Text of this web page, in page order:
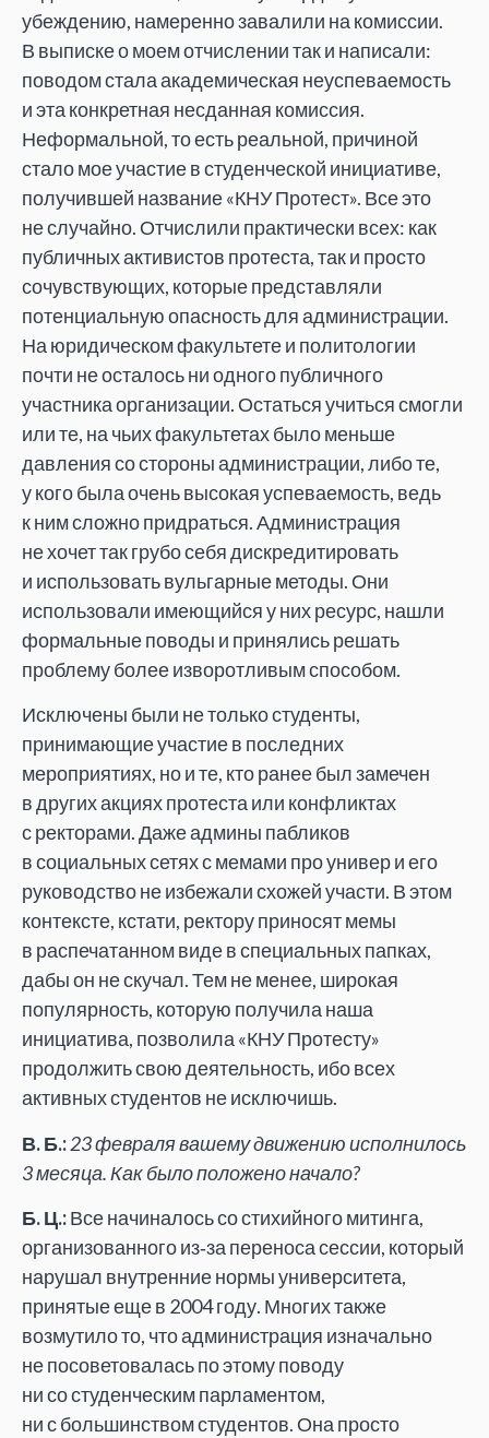
убеждению, намеренно завалили на комиссии.
В выписке о моем отчислении так и написали:
поводом стала академическая неуспеваемость
и эта конкретная несданная комиссия.
Неформальной, то есть реальной, причиной
стало мое участие в студенческой инициативе,
получившей название «КНУ Протест». Все это
не случайно. Отчислили практически всех: как
публичных активистов протеста, так и просто
сочувствующих, которые представляли
потенциальную опасность для администрации.
На юридическом факультете и политологии
почти не осталось ни одного публичного
участника организации. Остаться учиться смогли
или те, на чьих факультетах было меньше
давления со стороны администрации, либо те,
у кого была очень высокая успеваемость, ведь
к ним сложно придраться. Администрация
не хочет так грубо себя дискредитировать
и использовать вульгарные методы. Они
использовали имеющийся у них ресурс, нашли
формальные поводы и принялись решать
проблему более изворотливым способом.
Исключены были не только студенты,
принимающие участие в последних
мероприятиях, но и те, кто ранее был замечен
в других акциях протеста или конфликтах
с ректорами. Даже админы пабликов
в социальных сетях с мемами про универ и его
руководство не избежали схожей участи. В этом
контексте, кстати, ректору приносят мемы
в распечатанном виде в специальных папках,
дабы он не скучал. Тем не менее, широкая
популярность, которую получила наша
инициатива, позволила «КНУ Протесту»
продолжить свою деятельность, ибо всех
активных студентов не исключишь.
В. Б.:23 февраля вашему движению исполнилось
3 месяца. Как было положено начало?
Б. Ц.:Все начиналось со стихийного митинга,
организованного из‑за переноса сессии, который
нарушал внутренние нормы университета,
принятые еще в 2004 году. Многих также
возмутило то, что администрация изначально
не посоветовалась по этому поводу
ни со студенческим парламентом,
ни с большинством студентов. Она просто